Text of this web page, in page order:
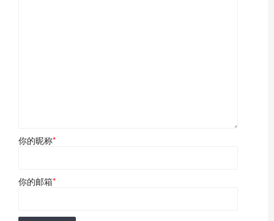
你的昵称*
你的邮箱*